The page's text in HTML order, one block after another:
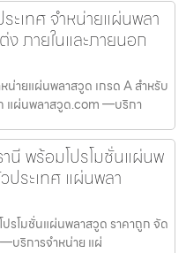
เทศ จำหน่ายแผ่นพลา
ภายในและภายนอก
ายแผ่นพลาสวูด เกรด A สำหรับ
แผ่นพลาสวูด.com —บริกา
นี พร้อมโปรโมชั่นแผ่นพ
ประเทศ แผ่นพลา
รโมชั่นแผ่นพลาสวูด ราคาถูก จัด
บริการจำหน่าย แผ่